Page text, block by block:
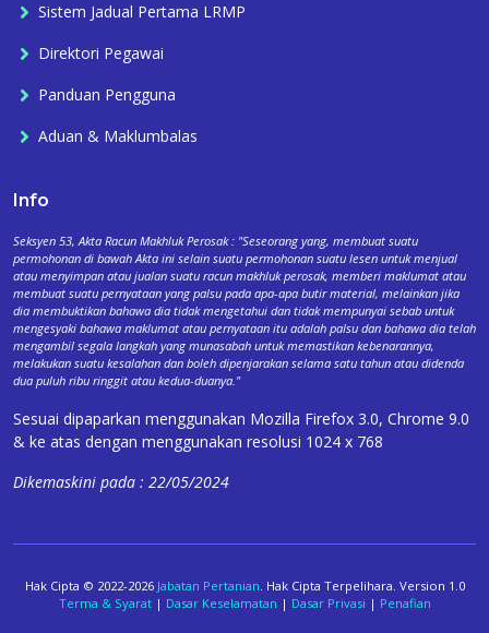
Sistem Jadual Pertama LRMP
Direktori Pegawai
Panduan Pengguna
Aduan & Maklumbalas
Info
Seksyen 53, Akta Racun Makhluk Perosak : "Seseorang yang, membuat suatu
permohonan di bawah Akta ini selain suatu permohonan suatu lesen untuk menjual
atau menyimpan atau jualan suatu racun makhluk perosak, memberi maklumat atau
membuat suatu pernyataan yang palsu pada apa-apa butir material, melainkan jika
dia membuktikan bahawa dia tidak mengetahui dan tidak mempunyai sebab untuk
mengesyaki bahawa maklumat atau pernyataan itu adalah palsu dan bahawa dia telah
mengambil segala langkah yang munasabah untuk memastikan kebenarannya,
melakukan suatu kesalahan dan boleh dipenjarakan selama satu tahun atau didenda
dua puluh ribu ringgit atau kedua-duanya."
Sesuai dipaparkan menggunakan Mozilla Firefox 3.0, Chrome 9.0
& ke atas dengan menggunakan resolusi 1024 x 768
Dikemaskini pada : 22/05/2024
Hak Cipta © 2022-2026 Jabatan Pertanian. Hak Cipta Terpelihara. Version 1.0
Terma & Syarat| Dasar Keselamatan | Dasar Privasi | Penafian